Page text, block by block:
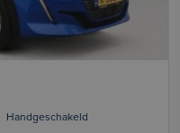
Handgeschakeld